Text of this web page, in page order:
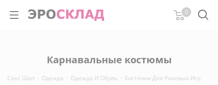
0
Карнавальные костюмы
Секс Шоп - Одежда - Одежда И Обувь - Костюмы Для Ролевых Игр